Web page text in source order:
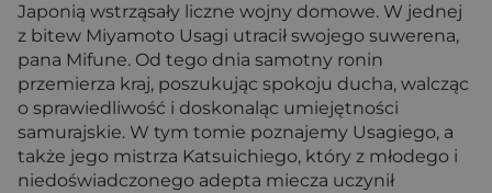
Japonią wstrząsały liczne wojny domowe. W jednej
z bitew Miyamoto Usagi utracił swojego suwerena,
pana Mifune. Od tego dnia samotny ronin
przemierza kraj, poszukując spokoju ducha, walcząc
o sprawiedliwość i doskonaląc umiejętności
samurajskie. W tym tomie poznajemy Usagiego, a
także jego mistrza Katsuichiego, który z młodego i
niedoświadczonego adepta miecza uczynił